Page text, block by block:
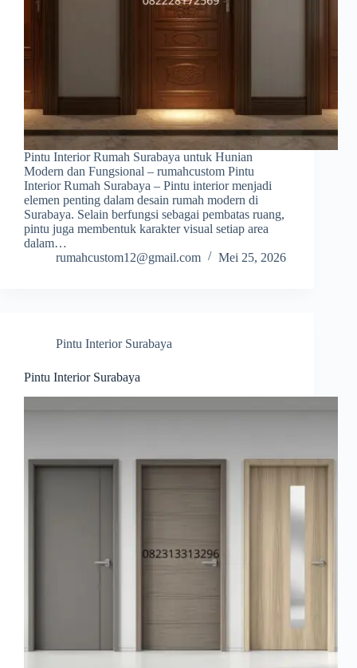
Pintu Interior Rumah Surabaya untuk Hunian
Modern dan Fungsional – rumahcustom Pintu
Interior Rumah Surabaya – Pintu interior menjadi
elemen penting dalam desain rumah modern di
Surabaya. Selain berfungsi sebagai pembatas ruang,
pintu juga membentuk karakter visual setiap area
dalam…
rumahcustom12@gmail.com
Mei 25, 2026
Pintu Interior Surabaya
Pintu Interior Surabaya